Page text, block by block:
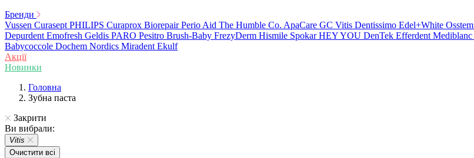
Бренди
Vussen Curasept PHILIPS Curaprox Biorepair Perio Aid The Humble Co. ApaCare GC Vitis Dentissimo Edel+White Osstem
Depurdent Emofresh Geldis PARO Pesitro Brush-Baby FrezyDerm Hismile Spokar HEY YOU DenTek Efferdent Mediblanc
Babycoccole Dochem Nordics Miradent Ekulf
Акції
Новинки
Головна
Зубна паста
Закрити
Ви вибрали:
Vitis
Очистити всі